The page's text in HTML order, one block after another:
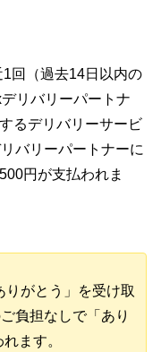
回（過去14日以内の
リバリーパートナ
るデリバリーサービ
バリーパートナーに
円が支払われま
がとう」を受け取
負担なしで「あり
ます。